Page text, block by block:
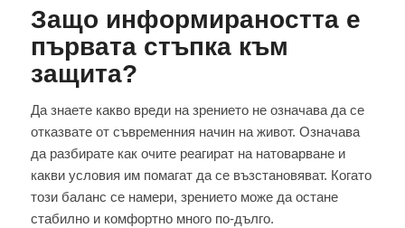
Защо информираността е
първата стъпка към
защита?
Да знаете какво вреди на зрението не означава да се
отказвате от съвременния начин на живот. Означава
да разбирате как очите реагират на натоварване и
какви условия им помагат да се възстановяват. Когато
този баланс се намери, зрението може да остане
стабилно и комфортно много по-дълго.